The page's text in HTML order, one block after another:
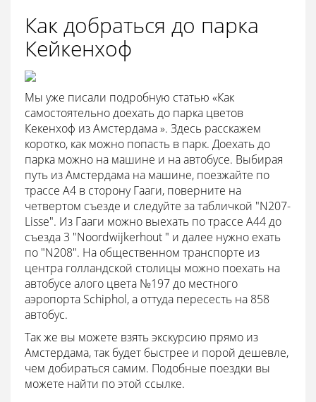
Как добраться до парка
Кейкенхоф
Мы уже писали подробную статью «Как
самостоятельно доехать до парка цветов
Кекенхоф из Амстердама ». Здесь расскажем
коротко, как можно попасть в парк. Доехать до
парка можно на машине и на автобусе. Выбирая
путь из Амстердама на машине, поезжайте по
трассе А4 в сторону Гааги, поверните на
четвертом съезде и следуйте за табличкой "N207-
Lisse". Из Гааги можно выехать по трассе А44 до
съезда 3 "Noordwijkerhout " и далее нужно ехать
по "N208". На общественном транспорте из
центра голландской столицы можно поехать на
автобусе алого цвета №197 до местного
аэропорта Schiphol, а оттуда пересесть на 858
автобус.
Так же вы можете взять экскурсию прямо из
Амстердама, так будет быстрее и порой дешевле,
чем добираться самим. Подобные поездки вы
можете найти по этой ссылке.